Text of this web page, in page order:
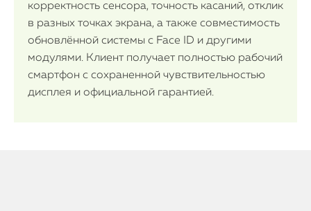
корректность сенсора, точность касаний, отклик
в разных точках экрана, а также совместимость
обновлённой системы с Face ID и другими
модулями. Клиент получает полностью рабочий
смартфон с сохраненной чувствительностью
дисплея и официальной гарантией.